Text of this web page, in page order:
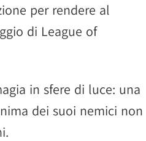
per rendere al
di League of
in sfere di luce: una
dei suoi nemici non